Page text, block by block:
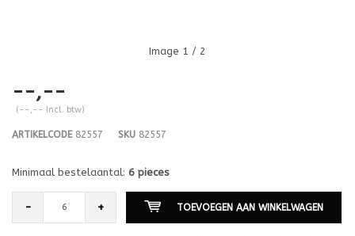
Image 1 / 2
--,--
(--,-- Incl. btw)
ARTIKELCODE82557 SKU 82557
Minimaal bestelaantal: 6 pieces
- + TOEVOEGEN AAN WINKELWAGEN